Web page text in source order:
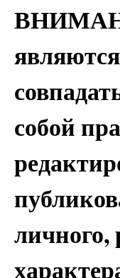
собой
личного,